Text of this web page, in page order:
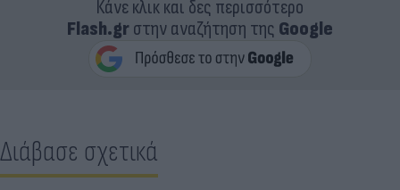
Κάνε κλικ και δες περισσότερο
Flash.grστην αναζήτηση της Google
Διάβασε σχετικά